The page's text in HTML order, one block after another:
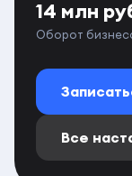
14 млн
Оборот
Все